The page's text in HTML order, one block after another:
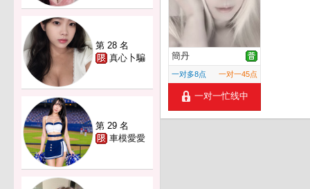
第 28 名
真心卜騙
第 29 名
車模愛愛
簡丹
一对多8点 一对一45点
一对一忙线中